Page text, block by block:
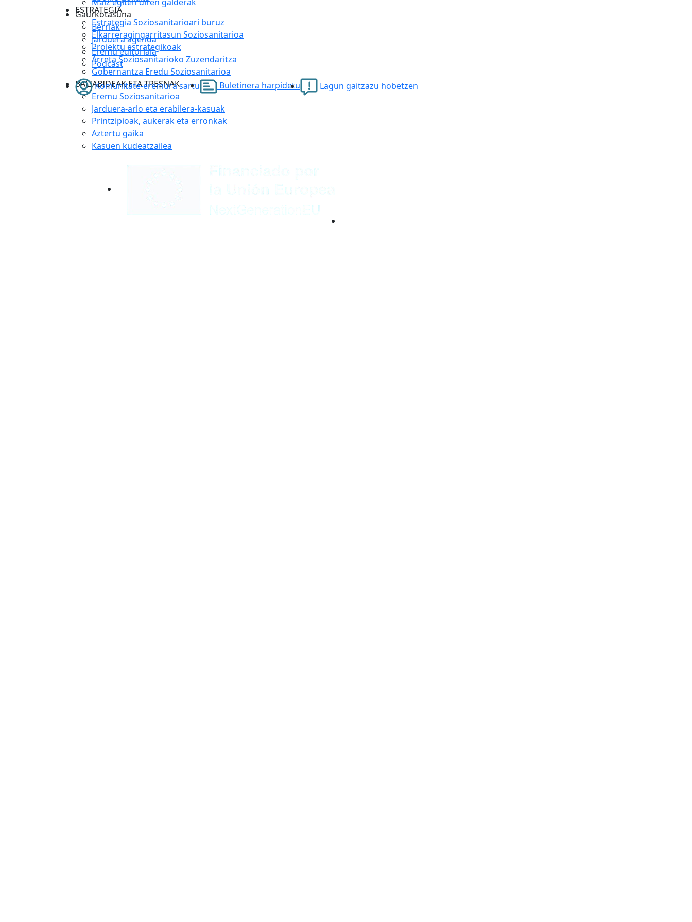
Gaurkotasuna
Berriak
Jarduera agenda
Eremu editoriala
Podcast
Komunitate-eremura sartu
Buletinera harpidetu Lagun gaitzazu hobetzen
ESTRATEGIA
Estrategia Soziosanitarioari buruz
Elkarreragingarritasun Soziosanitarioa
Proiektu estrategikoak
Arreta Soziosanitarioko Zuzendaritza
Gobernantza Eredu Soziosanitarioa
BALIABIDEAK ETA TRESNAK
Eremu Soziosanitarioa
Jarduera-arlo eta erabilera-kasuak
Printzipioak, aukerak eta erronkak
Aztertu gaika
Kasuen kudeatzailea